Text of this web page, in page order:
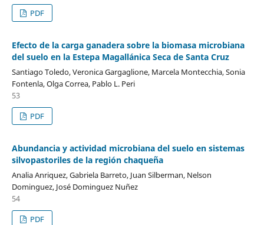
PDF
Efecto de la carga ganadera sobre la biomasa microbiana
del suelo en la Estepa Magallánica Seca de Santa Cruz
Santiago Toledo, Veronica Gargaglione, Marcela Montecchia, Sonia
Fontenla, Olga Correa, Pablo L. Peri
53
PDF
Abundancia y actividad microbiana del suelo en sistemas
silvopastoriles de la región chaqueña
Analia Anriquez, Gabriela Barreto, Juan Silberman, Nelson
Dominguez, José Dominguez Nuñez
54
PDF